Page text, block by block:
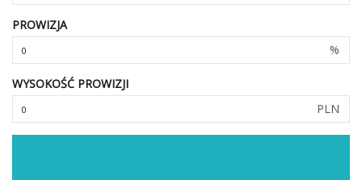
PROWIZJA
%
WYSOKOŚĆ PROWIZJI
PLN